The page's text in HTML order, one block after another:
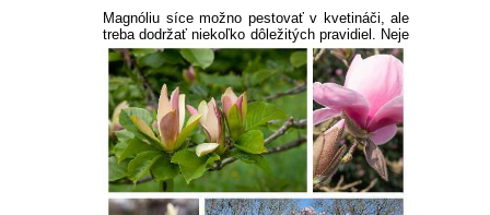
DIASCIA
HELICHRYSUM
OSTEOSPERMUM
ISOTOMA
NETÝKAVKA
Magnóliu síce možno pestovať v kvetináči, ale
treba dodržať niekoľko dôležitých pravidiel. Neje